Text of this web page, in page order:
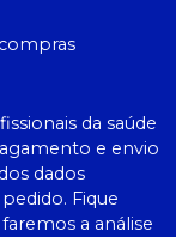
da saúde
e envio
dados
Fique
a análise